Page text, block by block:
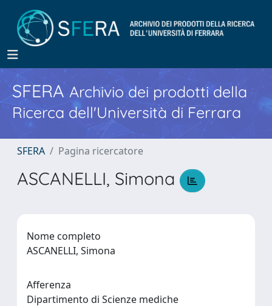
SFERA Archivio dei prodotti della
Ricerca dell'Università di Ferrara
SFERA Pagina ricercatore
ASCANELLI, Simona
Nome completo
ASCANELLI, Simona
Afferenza
Dipartimento di Scienze mediche